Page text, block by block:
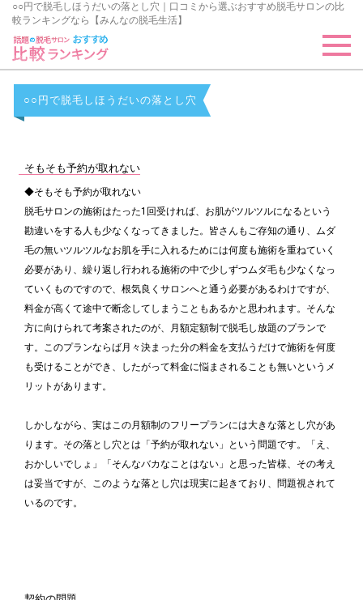
○○円で脱毛しほうだいの落とし穴｜口コミから選ぶおすすめ脱毛サロンの比
較ランキングなら【みんなの脱毛生活】
○○円で脱毛しほうだいの落とし穴
そもそも予約が取れない
◆そもそも予約が取れない
脱毛サロンの施術はたった1回受ければ、お肌がツルツルになるという
勘違いをする人も少なくなってきました。皆さんもご存知の通り、ムダ
毛の無いツルツルなお肌を手に入れるためには何度も施術を重ねていく
必要があり、繰り返し行われる施術の中で少しずつムダ毛も少なくなっ
ていくものですので、根気良くサロンへと通う必要があるわけですが、
料金が高くて途中で断念してしまうこともあるかと思われます。そんな
方に向けられて考案されたのが、月額定額制で脱毛し放題のプランで
す。このプランならば月々決まった分の料金を支払うだけで施術を何度
も受けることができ、したがって料金に悩まされることも無いというメ
リットがあります。
しかしながら、実はこの月額制のフリープランには大きな落とし穴があ
ります。その落とし穴とは「予約が取れない」という問題です。「え、
おかしいでしょ」「そんなバカなことはない」と思った皆様、その考え
は妥当ですが、このような落とし穴は現実に起きており、問題視されて
いるのです。